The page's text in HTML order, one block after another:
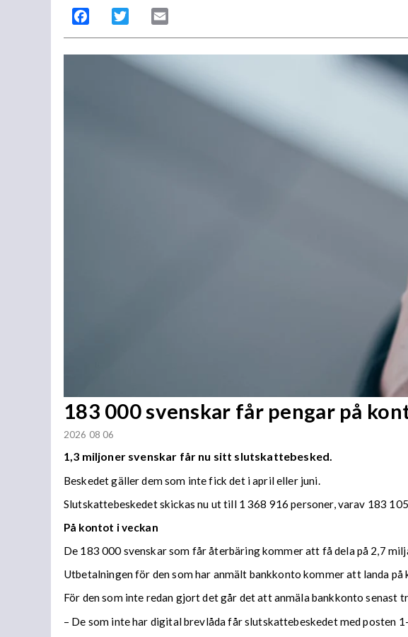
Facebook Twitter
183 000 svenskar får pengar på
2026 08 06
1,3 miljoner svenskar får nu sitt slutskattebesked.
Beskedet gäller dem som inte fick det i april eller juni.
Slutskattebeskedet skickas nu ut till 1 368 916 personer, varav 183
På kontot i veckan
De 183 000 svenskar som får återbäring kommer att få dela på 2,7
Utbetalningen för den som har anmält bankkonto kommer att landa på
För den som inte redan gjort det går det att anmäla bankkonto
– De som inte har digital brevlåda får slutskattebeskedet med posten